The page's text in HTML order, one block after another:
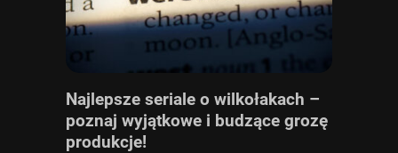
Najlepsze seriale o wilkołakach –
poznaj wyjątkowe i budzące grozę
produkcje!